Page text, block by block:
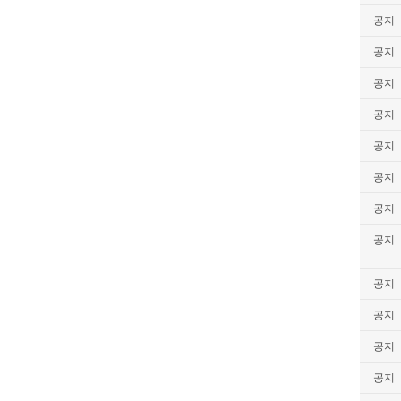
공지
공지
공지
공지
공지
공지
공지
공지
공지
공지
공지
공지